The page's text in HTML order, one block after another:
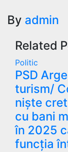
By admin
Related
Politic
PSD
turism/
niște
cu bani
în 2025
funcția